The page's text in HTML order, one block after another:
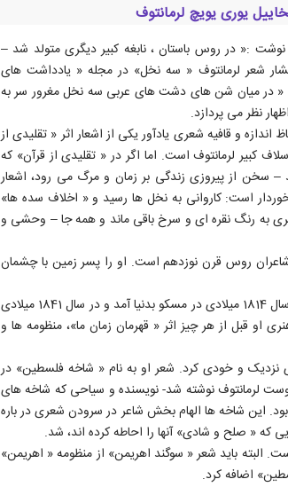
یوری یویچ لرمانتوف
در اکتبر سال 1839 میلادی نوشت :« در روس باستان ، نابغه کبیر دیگری متولد شد –
شعر لرمانتوف « سه نخل» در مجله « یادداشت های
« در میان شن های دشت های عربی سه نخل مغرور سر به
نظر می پردازد.
و قافیه شعری یادآور یکی از اشعار اثر « تقلیدی از
کبیر لرمانتوف است. اما اگر در « تقلیدی از قرآن» که
میلادی خلق شد – سخن از پیروزی زندگی بر زمان و مرگ می رود، اشعار
است: کاروانی به نخل ها رسید و « اخلاف سده ها»
به رنگ نقره ای و سرخ باقی ماند و همه جا – وحشی و
شاعران روس قرن نوزدهم است. او را پسر زمین با چشمان
زندگی او به حد دردناکی کوتاه بود. او در سال 1814 میلادی در مسکو بدنیا آمد و در سال 1841 میلادی
او قبل از هر چیز اثر « قهرمان زمان ما»، منظومه ها و
نزدیک و خودی کرد. شعر او به نام « شاخه فلسطین» در
دوست لرمانتوف نوشته شد- نویسنده و سیاحی که شاخه های
این شاخه ها الهام بخش شاعر در سرودن شعری در باره
« صلح و شادی» آنها را احاطه کرده اند، شد.
البته باید شعر « سوگند اهریمن» از منظومه « اهریمن»
اضافه کرد.